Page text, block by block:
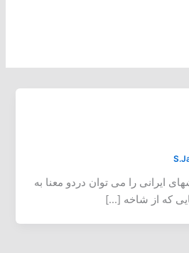
ایرانی را می توان دردو معنا به
که از شاخه […]